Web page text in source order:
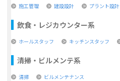
施工管理 建設設計 プラント設計
飲食・レジカウンター系
ホールスタッフ キッチンスタッフ
清掃・ビルメンテ系
清掃 ビルメンテナンス